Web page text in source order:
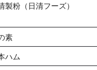
製粉（日清フーズ）
素
ハム